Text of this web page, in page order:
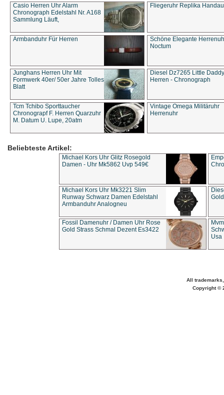
Casio Herren Uhr Alarm
Chronograph Edelstahl Nr. A168
Sammlung Läuft,
Fliegeruhr Replika
Armbanduhr Für Herren
Schöne Elegante
Noctum
Junghans Herren Uhr Mit
Formwerk 40er/ 50er Jahre Tolles
Blatt
Diesel Dz7265 Little Daddy
Herren - Chronograph
Tcm Tchibo Sporttaucher
Chronograpf F. Herren Quarzuhr
M. Datum U. Lupe, 20atm
Vintage Omega Militäruhr
Herrenuhr
Beliebteste Artikel:
Michael Kors Uhr Glitz Rosegold
Damen - Uhr Mk5862 Uvp 549€
Michael Kors Uhr Mk3221 Slim
Runway Schwarz Damen Edelstahl
Armbanduhr Analogneu
Fossil Damenuhr / Damen Uhr Rose
Gold Strass Schmal Dezent Es3422
Usa
All
Copyright ©